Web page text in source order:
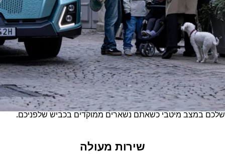
מהם חוזי השירות של Volvo?
חוזי השירות של Volvo מספקים תחזוקה וניטור מקצועיים לשליטה
יותר בעלויות, זמינות משופר ושקט נפשי רב יותר. פתרונות
שלנו, המותאמים לצרכים שלכם, נועדו לשמור על המשאית
במצב מיטבי כשאתם נשארים ממוקדים בכביש שלפניכם.
שירות מעולה